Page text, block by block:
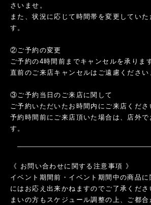
さいませ。
また、状況に応じて時間帯を変更していた
す。
②ご予約の変更
ご予約の4時間前までキャンセルを承りま
直前のご来店キャンセルはご遠慮ください
③ご予約当日のご来店に関して
ご予約いただいたお時間内にご来店くださ
予約時間前にご来店頂いた場合は、店外で
す。
《 お問い合わせに関する注意事項 》
イベント期間前・イベント期間中の商品
にはお応え出来かねますのでご了承くだ
まいの方もスケジュール調整の上、ご都